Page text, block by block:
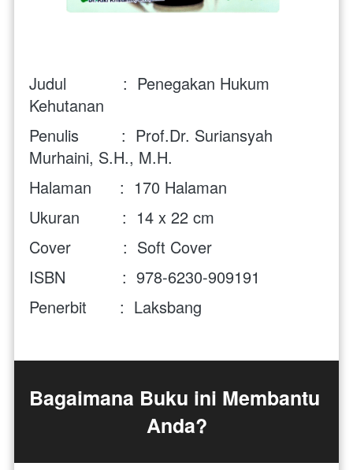
Judul            :  Penegakan Hukum
Kehutanan
Penulis         :  Prof.Dr. Suriansyah
Murhaini, S.H., M.H.
Halaman      :  170 Halaman
Ukuran         :  14 x 22 cm
Cover           :  Soft Cover
ISBN            :  978-6230-909191
Penerbit       :  Laksbang
Bagaimana Buku ini Membantu
Anda?